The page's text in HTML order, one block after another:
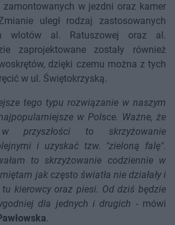
zamontowanych w jezdni oraz kamer
uległ rodzaj zastosowanych
wlotów al. Ratuszowej oraz al.
zaprojektowane zostały również
dzięki czemu można z tych
w ul. Świętokrzyską.
tego typu rozwiązanie w naszym
w Polsce. Ważne, że
przyszłości to skrzyżowanie
i uzyskać tzw. "zieloną falę".
to skrzyżowanie codziennie w
jak często światła nie działały i
kierowcy oraz piesi. Od dziś będzie
dla jednych i drugich - mówi
.